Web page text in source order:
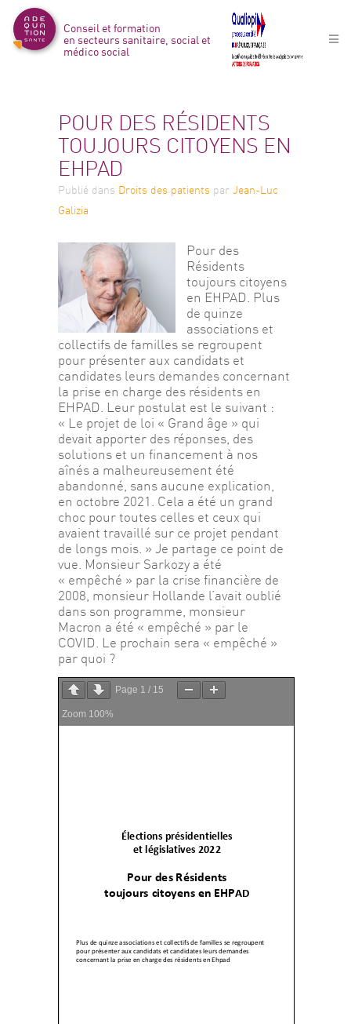
Conseil et formation
en secteurs sanitaire, social et
médico social
POUR DES RÉSIDENTS
TOUJOURS CITOYENS EN
EHPAD
Publié dans Droits des patients par Jean-Luc
Galizia
Pour des
Résidents
toujours citoyens
en EHPAD. Plus
de quinze
associations et
collectifs de familles se regroupent
pour présenter aux candidats et
candidates leurs demandes concernant
la prise en charge des résidents en
EHPAD. Leur postulat est le suivant :
« Le projet de loi « Grand âge » qui
devait apporter des réponses, des
solutions et un financement à nos
aînés a malheureusement été
abandonné, sans aucune explication,
en octobre 2021. Cela a été un grand
choc pour toutes celles et ceux qui
avaient travaillé sur ce projet pendant
de longs mois. » Je partage ce point de
vue. Monsieur Sarkozy a été
« empêché » par la crise financière de
2008, monsieur Hollande l’avait oublié
dans son programme, monsieur
Macron a été « empêché » par le
COVID. Le prochain sera « empêché »
par quoi ?
Page 1 / 15
Zoom 100%